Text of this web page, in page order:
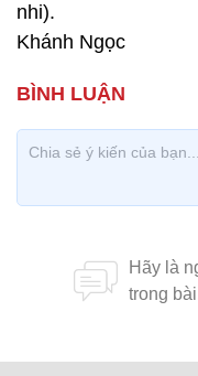
nhi).
Khánh Ngọc